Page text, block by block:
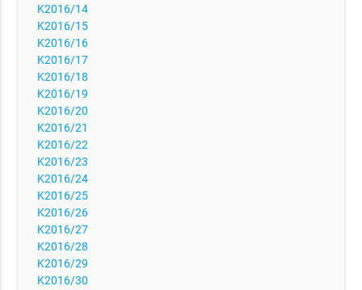
K2016/14
K2016/15
K2016/16
K2016/17
K2016/18
K2016/19
K2016/20
K2016/21
K2016/22
K2016/23
K2016/24
K2016/25
K2016/26
K2016/27
K2016/28
K2016/29
K2016/30